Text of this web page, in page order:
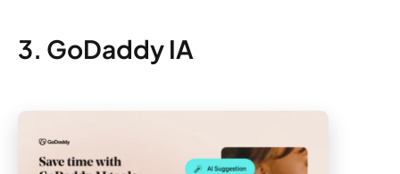
3. GoDaddy IA